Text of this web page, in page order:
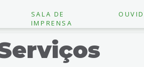
SALA DE
IMPRENSA